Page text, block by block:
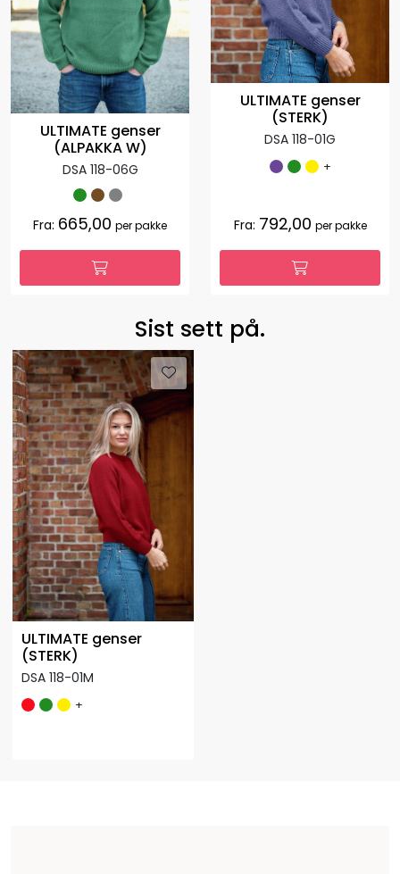
ULTIMATE genser
(ALPAKKA W)
DSA 118-06G
Fra: 665,00 per pakke
ULTIMATE genser
(STERK)
DSA 118-01G
+
Fra: 792,00 per pakke
Sist sett på.
ULTIMATE genser
(STERK)
DSA 118-01M
+